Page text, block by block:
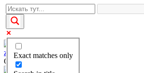
Exact matches only
zakaz@kgbi-1.ru
Отдел продаж